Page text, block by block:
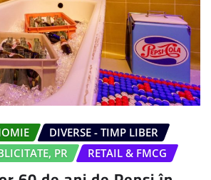
DIVERSE - TIMP LIBER
PR
RETAIL & FMCG